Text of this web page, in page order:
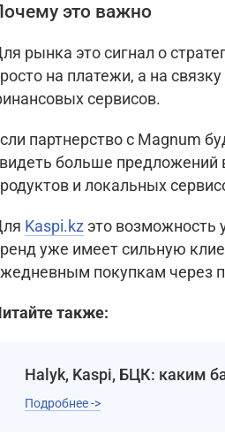
это важно
рынка это сигнал о
на платежи, а на
сервисов.
партнерство с Magnum
больше предложений
и локальных
Kaspi.kz это возможность
уже имеет сильную
покупкам через
также:
Halyk, Kaspi, БЦК: каким
Подробнее ->